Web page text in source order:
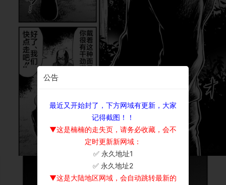
公告
最近又开始封了，下方网域有更新，大家
记得截图！！
▼这是楠楠的走失页，请务必收藏，会不
定时更新新网域：
✅ 永久地址1
✅ 永久地址2
▼这是大陆地区网域，会自动跳转最新的